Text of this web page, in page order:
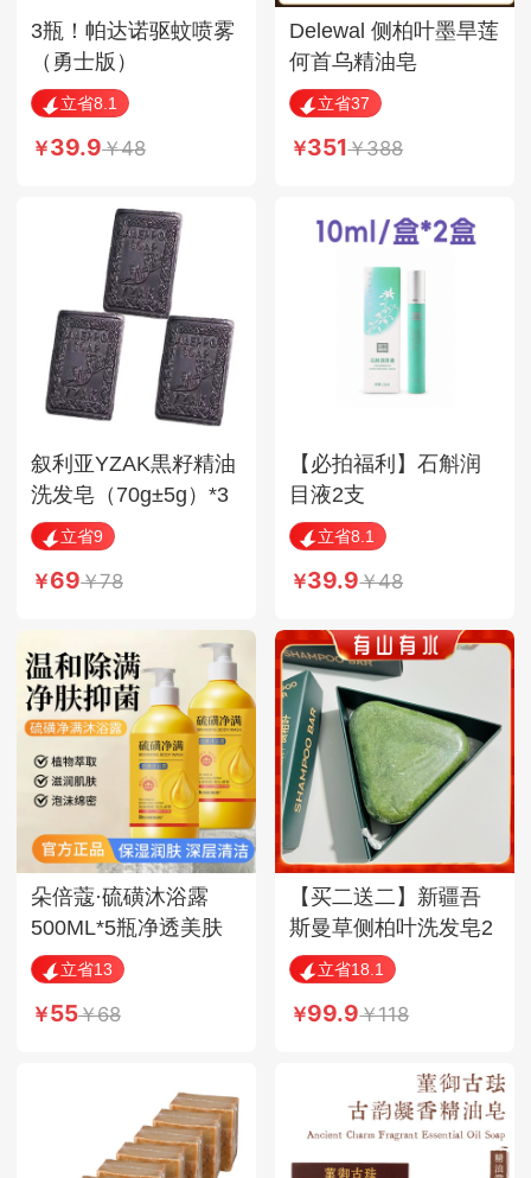
3瓶！帕达诺驱蚊喷雾
（勇士版）
（50ml*2+220ml*1）
立省8.1
39.9 48
Delewal 侧柏叶墨旱莲
何首乌精油皂
立省37
351 388
叙利亚YZAK黒籽精油
洗发皂（70g±5g）*3
块 立省9
69 78
【必拍福利】石斛润
目液2支
立省8.1
39.9 48
朵倍蔻·硫磺沐浴露
500ML*5瓶净透美肤
除满香氛
立省13
55 68
【买二送二】新疆吾
斯曼草侧柏叶洗发皂2
块，每块120g±5g
立省18.1
99.9 118